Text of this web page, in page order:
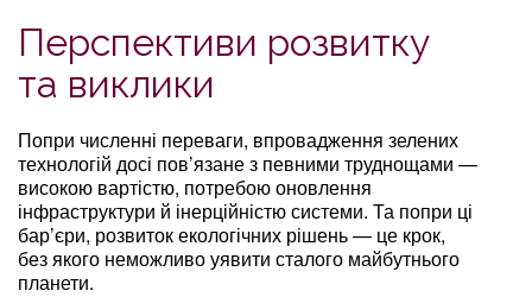
Перспективи розвитку
та виклики
Попри численні переваги, впровадження зелених
технологій досі пов’язане з певними труднощами —
високою вартістю, потребою оновлення
інфраструктури й інерційністю системи. Та попри ці
бар’єри, розвиток екологічних рішень — це крок,
без якого неможливо уявити сталого майбутнього
планети.